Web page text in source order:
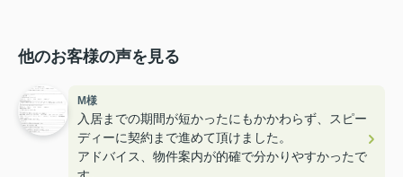
他のお客様の声を見る
M様
入居までの期間が短かったにもかかわらず、スピー
ディーに契約まで進めて頂けました。
アドバイス、物件案内が的確で分かりやすかったで